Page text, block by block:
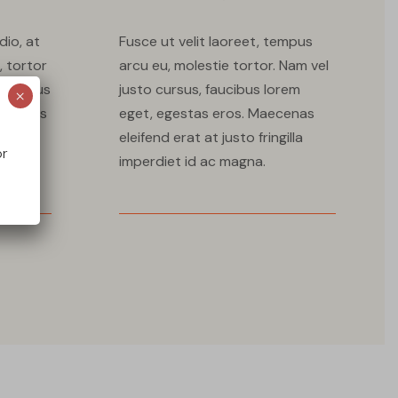
at
tortor
lectus
finibus
Fusce ut velit laoreet, tempus
arcu eu, molestie tortor. Nam vel
justo cursus, faucibus lorem
eget, egestas eros. Maecenas
eleifend erat at justo fringilla
imperdiet id ac magna.
×